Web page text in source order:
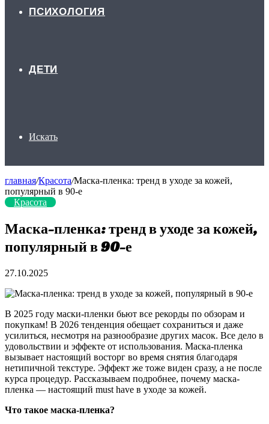
ПСИХОЛОГИЯ
ДЕТИ
Искать
главная/Красота/Маска-пленка: тренд в уходе за кожей,
популярный в 90-е
Красота
Маска-пленка: тренд в уходе за кожей,
популярный в 90-е
27.10.2025
В 2025 году маски-пленки бьют все рекорды по обзорам и
покупкам! В 2026 тенденция обещает сохраниться и даже
усилиться, несмотря на разнообразие других масок. Все дело в
удовольствии и эффекте от использования. Маска-пленка
вызывает настоящий восторг во время снятия благодаря
нетипичной текстуре. Эффект же тоже виден сразу, а не после
курса процедур. Рассказываем подробнее, почему маска-
пленка — настоящий must have в уходе за кожей.
Что такое маска-пленка?